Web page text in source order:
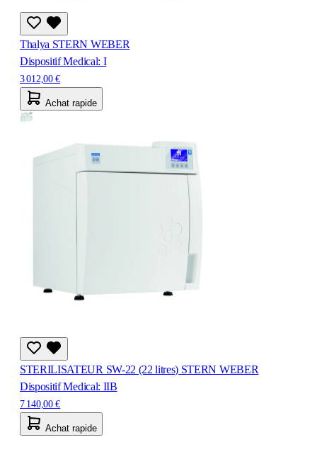
Thalya STERN WEBER
Dispositif Medical: I
3 012,00 €
Achat rapide
STERILISATEUR SW-22 (22 litres) STERN WEBER
Dispositif Medical: IIB
7 140,00 €
Achat rapide